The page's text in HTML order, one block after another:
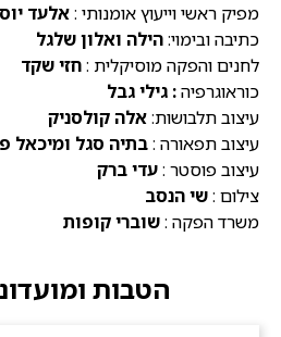
מפיק ראשי וייעוץ אומנותי :אלעד
כתיבה ובימוי:הילה ואלון שלגל
לחנים והפקה מוסיקלית :חזי שקד
כוראוגרפיה: גילי גבל
עיצוב תלבושות:אלה קולסניק
עיצוב תפאורה :בתיה סגל ומיכאל
עיצוב פוסטר :עדי ברק
צילום :שי הנסב
משרד הפקה :שוברי קופות
הטבות